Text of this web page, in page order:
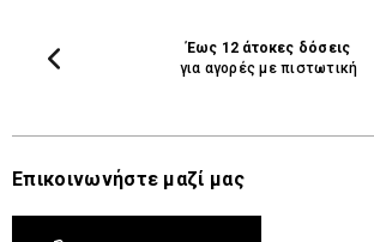
Έως 12 άτοκες δόσεις
για αγορές με πιστωτική
Επικοινωνήστε μαζί μας